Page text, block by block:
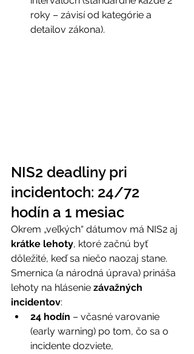
roky – závisí od kategórie a
detailov zákona).
NIS2 deadliny pri
incidentoch: 24/72
hodín a 1 mesiac
Okrem „veľkých“ dátumov má NIS2 aj
krátke lehoty, ktoré začnú byť
dôležité, keď sa niečo naozaj stane.
Smernica (a národná úprava) prináša
lehoty na hlásenie závažných
incidentov:
24 hodín – včasné varovanie
(early warning) po tom, čo sa o
incidente dozviete,